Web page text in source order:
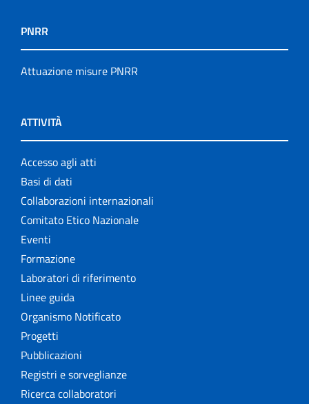
PNRR
Attuazione misure PNRR
ATTIVITÀ
Accesso agli atti
Basi di dati
Collaborazioni internazionali
Comitato Etico Nazionale
Eventi
Formazione
Laboratori di riferimento
Linee guida
Organismo Notificato
Progetti
Pubblicazioni
Registri e sorveglianze
Ricerca collaboratori